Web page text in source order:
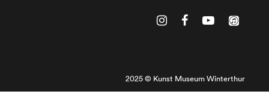
2025 © Kunst Museum Winterthur